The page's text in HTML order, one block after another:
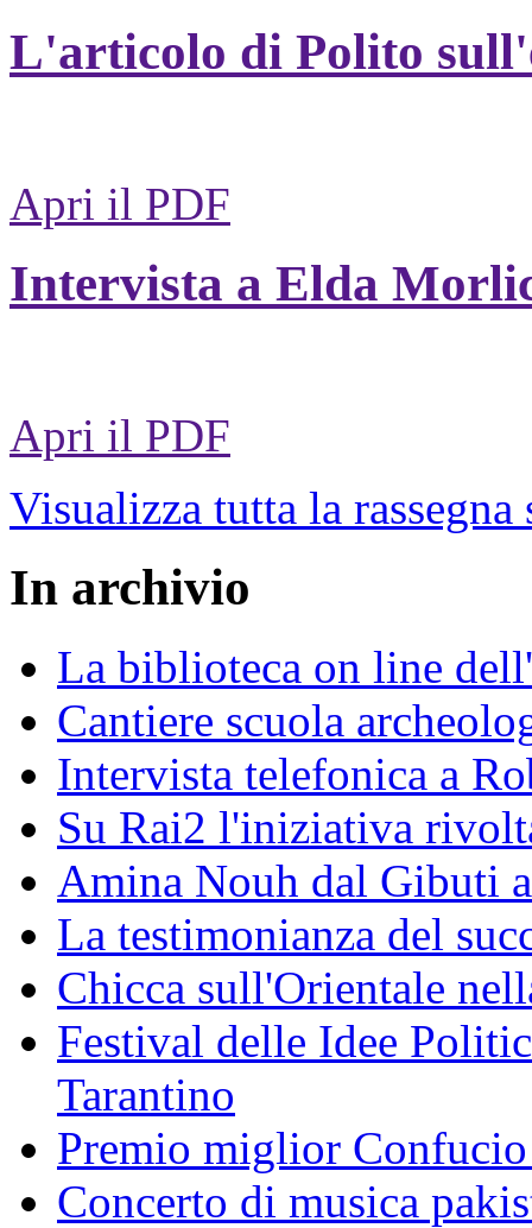
L'articolo di Polito
Apri il PDF
Intervista a Elda
Apri il PDF
Visualizza tutta la rassegna
In archivio
La biblioteca on line
Cantiere scuola
Intervista telefonica a
Su Rai2 l'iniziativa
Amina Nouh dal Gibuti
La testimonianza del
Chicca sull'Orientale
Festival delle Idee
Tarantino
Premio miglior
Concerto di musica